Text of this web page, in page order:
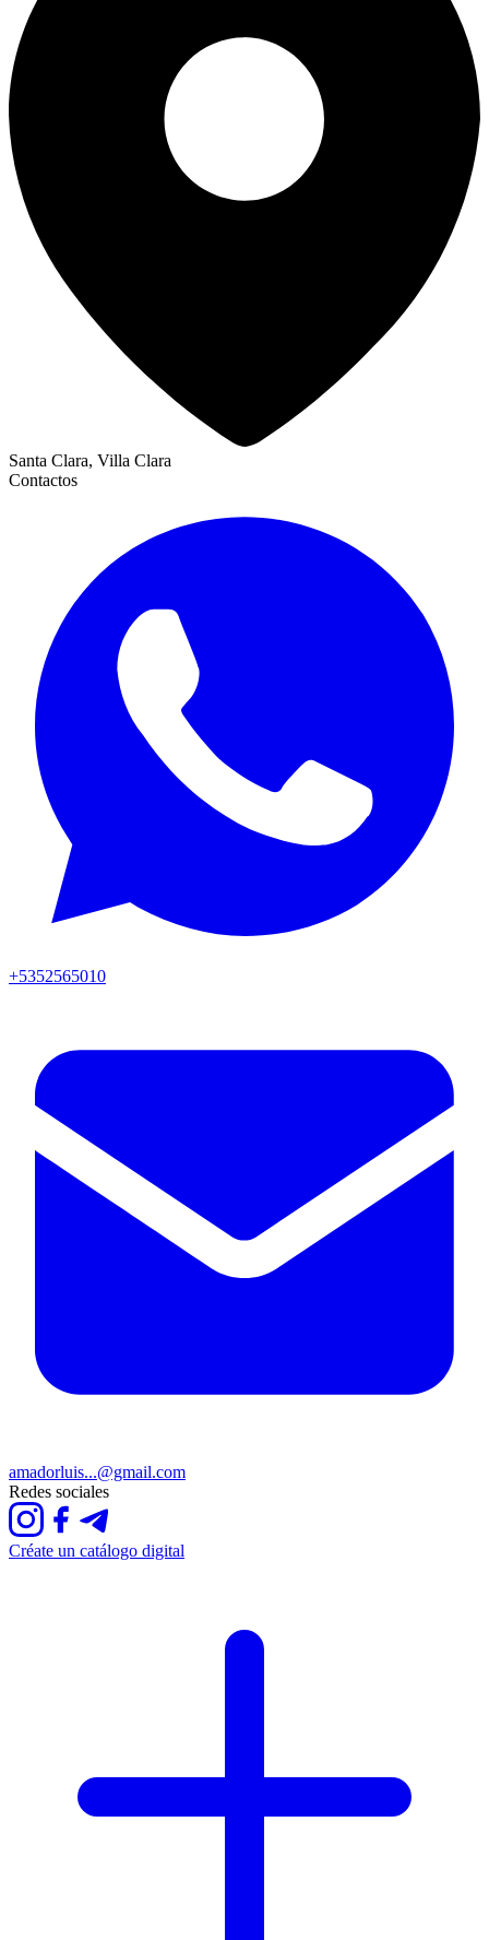
Santa Clara, Villa Clara
Contactos
+5352565010
amadorluis...@gmail.com
Redes sociales
Créate un catálogo digital